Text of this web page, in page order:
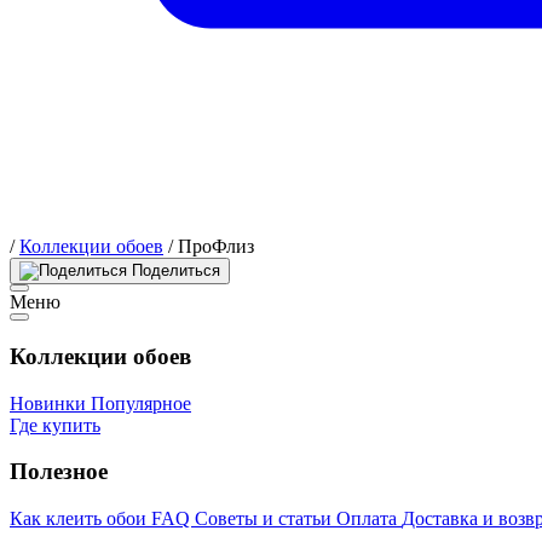
/Коллекции обоев /ПроФлиз
Поделиться
Меню
Коллекции обоев
Новинки Популярное
Где купить
Полезное
Как клеить обои FAQ Советы и статьи Оплата Доставка и